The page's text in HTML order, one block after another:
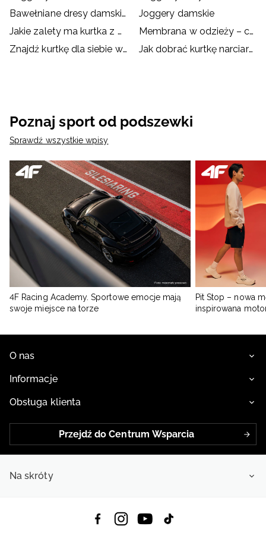
Bawełniane dresy damskie
Joggery damskie
Jakie zalety ma kurtka z membraną?
Membrana w odzieży – co to jest i jak działa?
Znajdź kurtkę dla siebie w dobrej cenie!
Jak dobrać kurtkę narciarską/snowboardową?
Poznaj sport od podszewki
Sprawdź wszystkie wpisy
4F Racing Academy. Sportowe emocje mają
swoje miejsce na torze
Pit Stop – nowa
inspirowana
O nas
Informacje
Obsługa klienta
Przejdź do Centrum Wsparcia
Na skróty